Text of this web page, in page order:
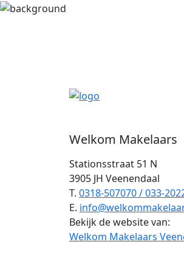
Welkom Makelaars
Stationsstraat 51 N
3905 JH Veenendaal
T. 0318-507070 / 033-
E.
Bekijk de website van:
Welkom Makelaars